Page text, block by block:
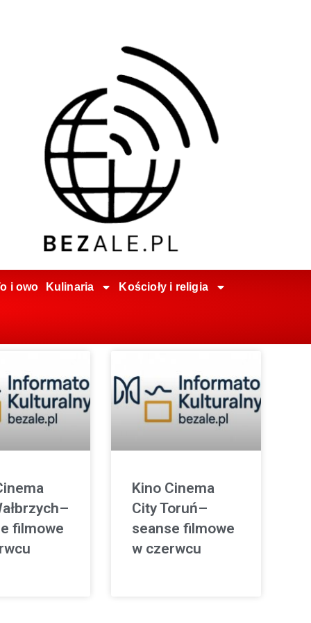
i owo Kulinaria Kościoły i religia
filmowe
Kino Cinema
City Toruń–
seanse filmowe
w czerwcu